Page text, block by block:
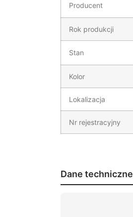
Producent
Rok produkcji
Stan
Kolor
Lokalizacja
Nr rejestracyjny
Dane techniczne